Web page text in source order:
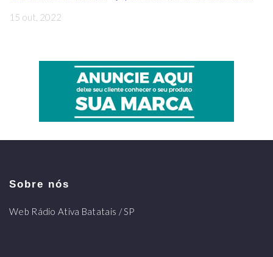
15 out, 2022
Sobre nós
Web Rádio Ativa Batatais / SP